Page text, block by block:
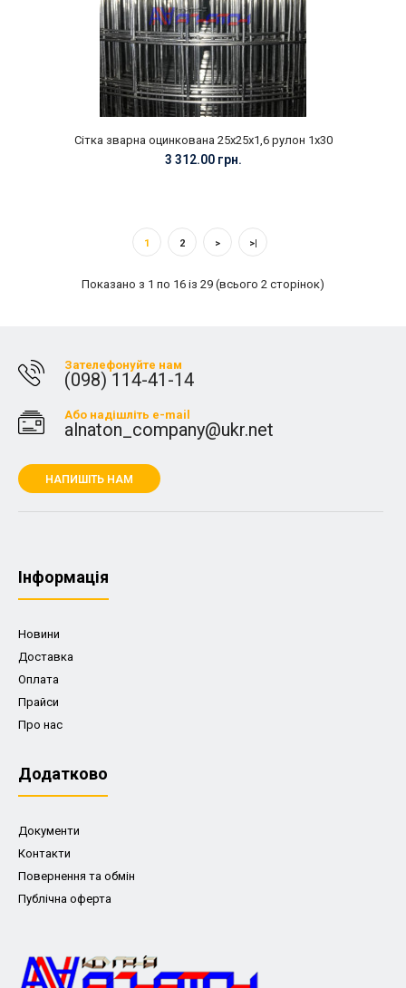
Сітка зварна оцинкована 25х25х1,6 рулон 1х30
3 312.00 грн.
1 2 > >|
Показано з 1 по 16 із 29 (всього 2 сторінок)
Зателефонуйте нам
(098) 114-41-14
Або надішліть e-mail
alnaton_company@ukr.net
НАПИШІТЬ НАМ
Iнформація
Новини
Доставка
Оплата
Прайси
Про нас
Додатково
Документи
Контакти
Повернення та обмін
Публічна оферта